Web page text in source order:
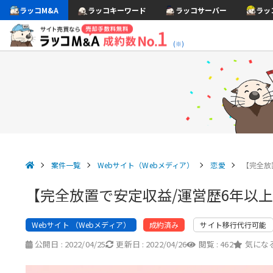
ラッコM&A ラッコキーワード ラッコサーバー ラッ
(※)
案件一覧 Webサイト（Webメディア） 恋愛 【完全
【完全放置で安定収益/運営歴6年以
Webサイト （Webメディア） 成約済み サイト移行代行可能
公開日 : 2022/04/25 更新日 : 2022/04/26 閲覧 : 462 気にな